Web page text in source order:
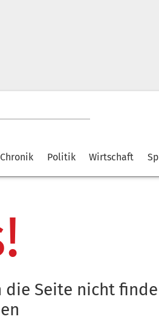
Chronik Politik Wirtschaft
die Seite nicht